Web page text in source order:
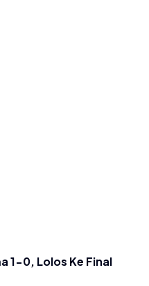
1-0, Lolos Ke Final